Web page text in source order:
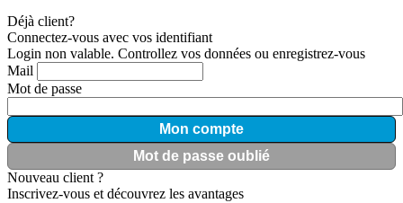
Déjà client?
Connectez-vous avec vos identifiant
Login non valable. Controllez vos données ou enregistrez-vous
Mail
Mot de passe
Mon compte
Mot de passe oublié
Nouveau client ?
Inscrivez-vous et découvrez les avantages